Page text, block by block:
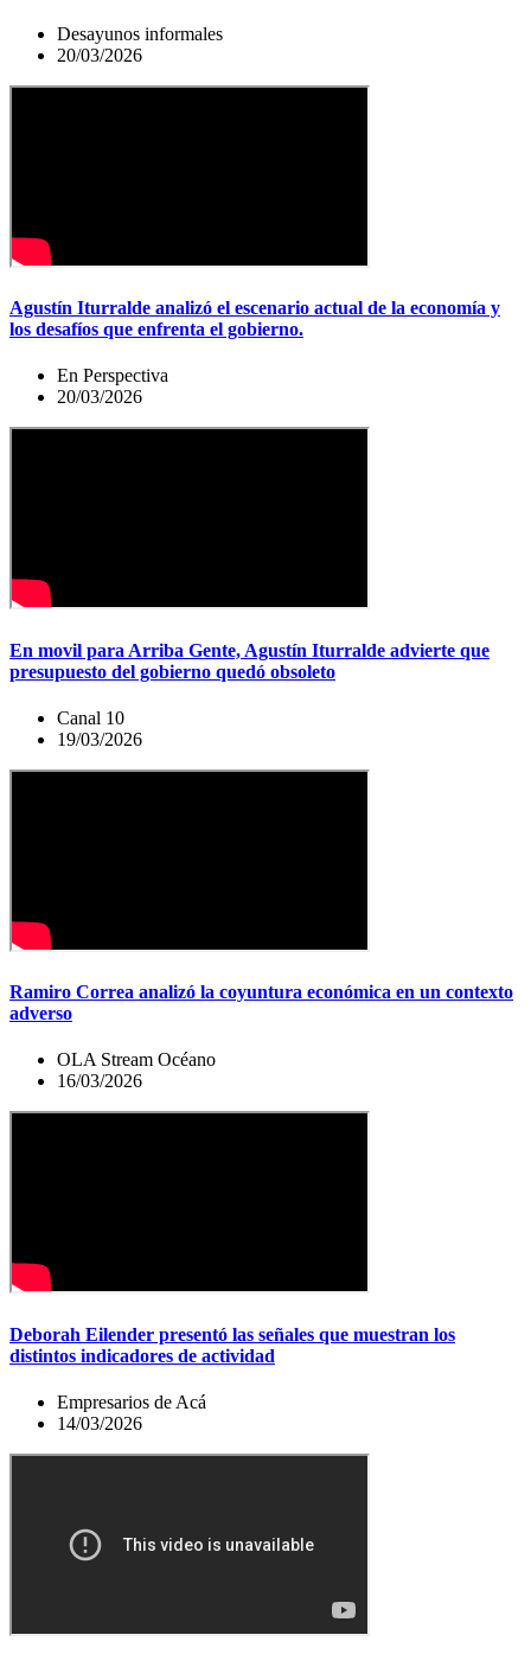
Desayunos informales
20/03/2026
Agustín Iturralde analizó el escenario actual de la economía y
los desafíos que enfrenta el gobierno.
En Perspectiva
20/03/2026
En movil para Arriba Gente, Agustín Iturralde advierte que
presupuesto del gobierno quedó obsoleto
Canal 10
19/03/2026
Ramiro Correa analizó la coyuntura económica en un contexto
adverso
OLA Stream Océano
16/03/2026
Deborah Eilender presentó las señales que muestran los
distintos indicadores de actividad
Empresarios de Acá
14/03/2026